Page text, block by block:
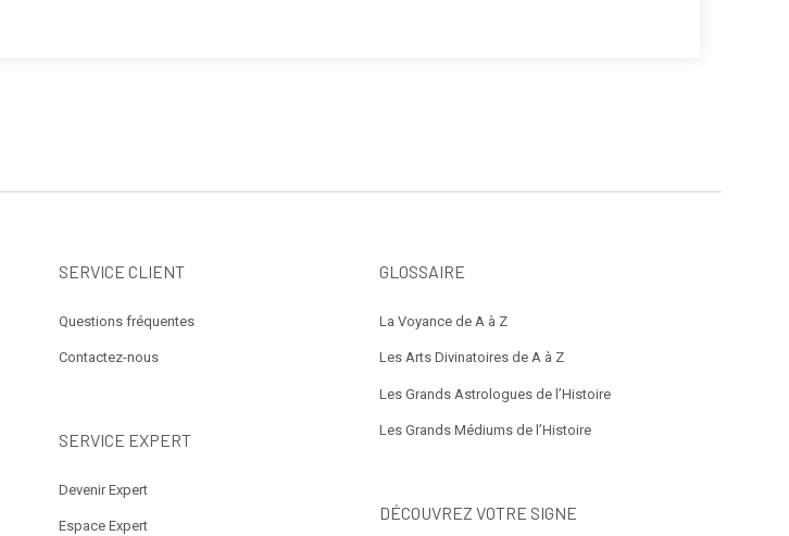
SERVICE CLIENT
Questions fréquentes
Contactez-nous
SERVICE EXPERT
Devenir Expert
Espace Expert
GLOSSAIRE
La Voyance de A à Z
Les Arts Divinatoires de A à Z
Les Grands Astrologues de l’Histoire
Les Grands Médiums de l’Histoire
DÉCOUVREZ VOTRE SIGNE